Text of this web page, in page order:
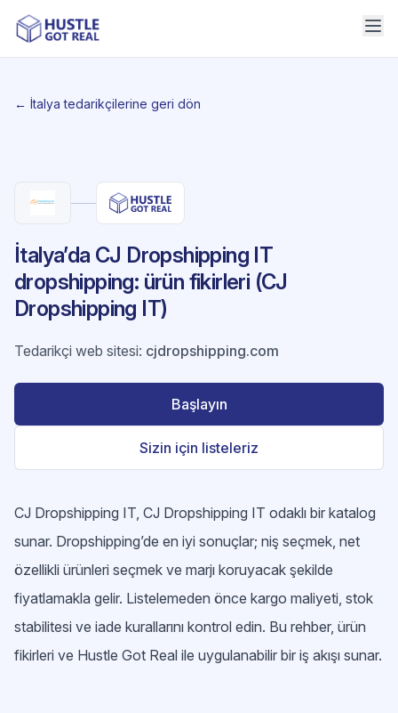
← İtalya tedarikçilerine geri dön
İtalya’da CJ Dropshipping IT
dropshipping: ürün fikirleri (CJ
Dropshipping IT)
Tedarikçi web sitesi: cjdropshipping.com
Başlayın
Sizin için listeleriz
CJ Dropshipping IT, CJ Dropshipping IT odaklı bir katalog
sunar. Dropshipping’de en iyi sonuçlar; niş seçmek, net
özellikli ürünleri seçmek ve marjı koruyacak şekilde
fiyatlamakla gelir. Listelemeden önce kargo maliyeti, stok
stabilitesi ve iade kurallarını kontrol edin. Bu rehber, ürün
fikirleri ve Hustle Got Real ile uygulanabilir bir iş akışı sunar.